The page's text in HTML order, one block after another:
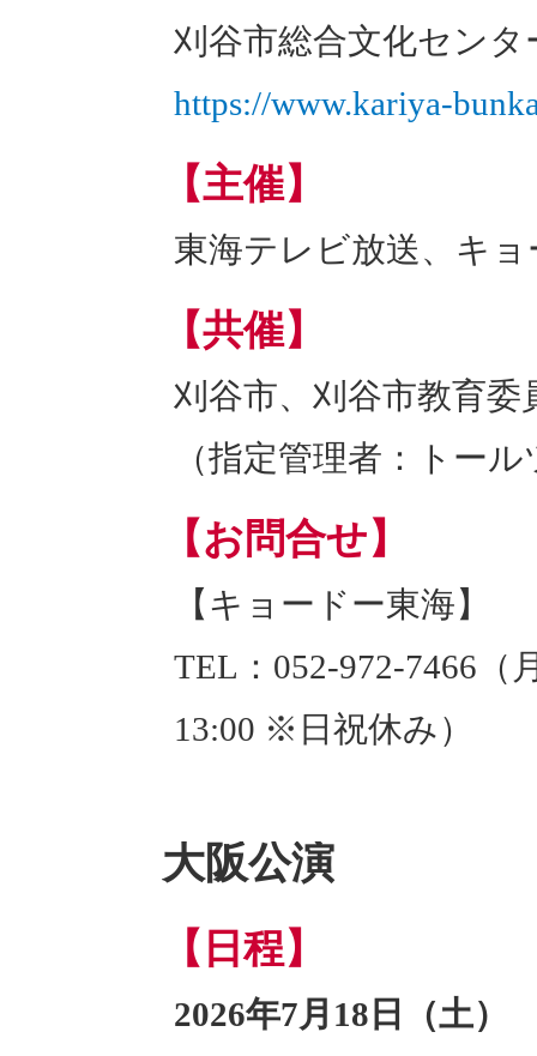
刈谷市総合文化セン
https://www.kariya-
【主催】
東海テレビ放送、キ
【共催】
刈谷市、刈谷市教育
（指定管理者：トー
【お問合せ】
【キョードー東海】
TEL：052-972-7466（
13:00 ※日祝休み）
大阪公演
【日程】
2026年7月18日（土）